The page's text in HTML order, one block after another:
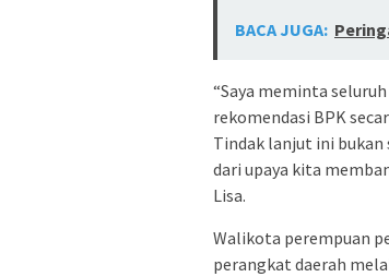
BACA JUGA:
“Saya meminta
rekomendasi BPK
Tindak lanjut ini
dari upaya kita
Lisa.
Walikota perempuan
perangkat daerah